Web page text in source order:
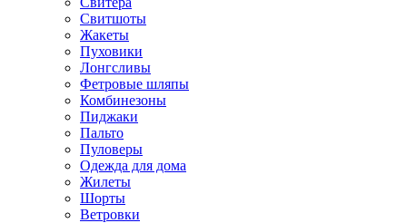
Свитшоты
Жакеты
Пуховики
Лонгсливы
Фетровые шляпы
Комбинезоны
Пиджаки
Пальто
Пуловеры
Одежда для дома
Жилеты
Шорты
Ветровки